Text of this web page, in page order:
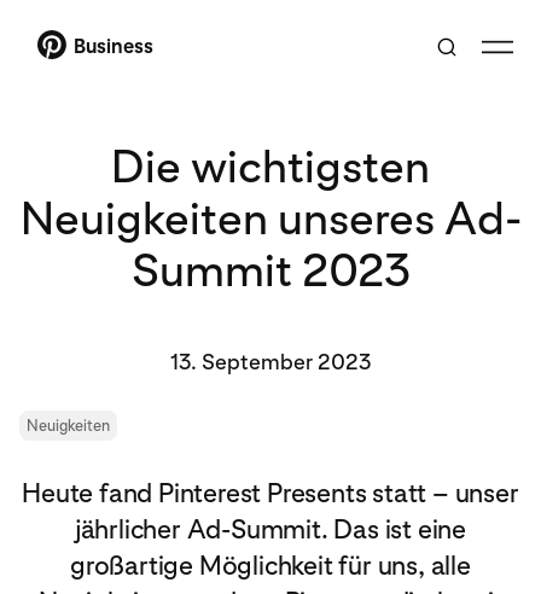
Business
Die wichtigsten
Neuigkeiten unseres Ad-
Summit 2023
13. September 2023
Neuigkeiten
Heute fand Pinterest Presents statt – unser
jährlicher Ad-Summit. Das ist eine
großartige Möglichkeit für uns, alle